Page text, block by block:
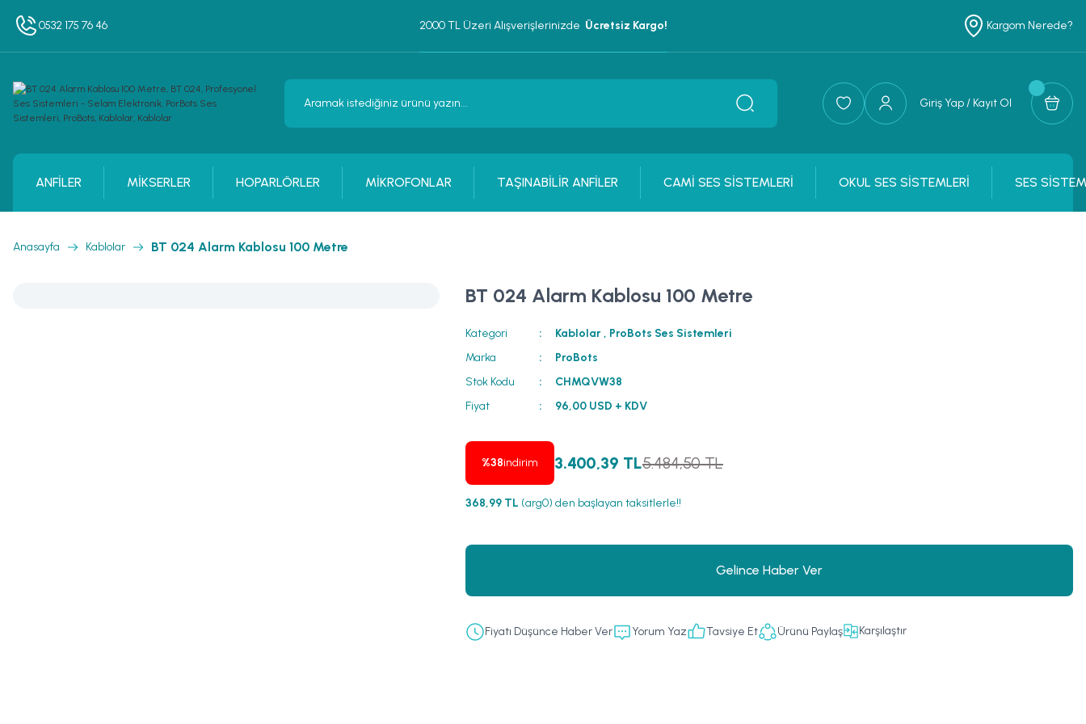
0532 175 76 46 2000 TL Üzeri Alışverişlerinizde Ücretsiz Kargo! Kargom Nerede?
Giriş Yap / Kayıt Ol
ANFİLER MİKSERLER HOPARLÖRLER MİKROFONLAR TAŞINABİLİR ANFİLER CAMİ SES SİSTEMLERİ OKUL SES SİSTEMLERİ SES
Anasayfa Kablolar BT 024 Alarm Kablosu 100 Metre
BT 024 Alarm Kablosu 100 Metre
Kategori Kablolar, ProBots Ses Sistemleri
Marka
ProBots
Stok Kodu
CHMQVW38
Fiyat
96,00 USD + KDV
%38indirim 3.400,39 TL5.484,50 TL
368,99 TL (arg0) den başlayan taksitlerle!!
Gelince Haber Ver
Fiyatı Düşünce Haber Ver Yorum Yaz Tavsiye Et Ürünü Paylaş Karşılaştır